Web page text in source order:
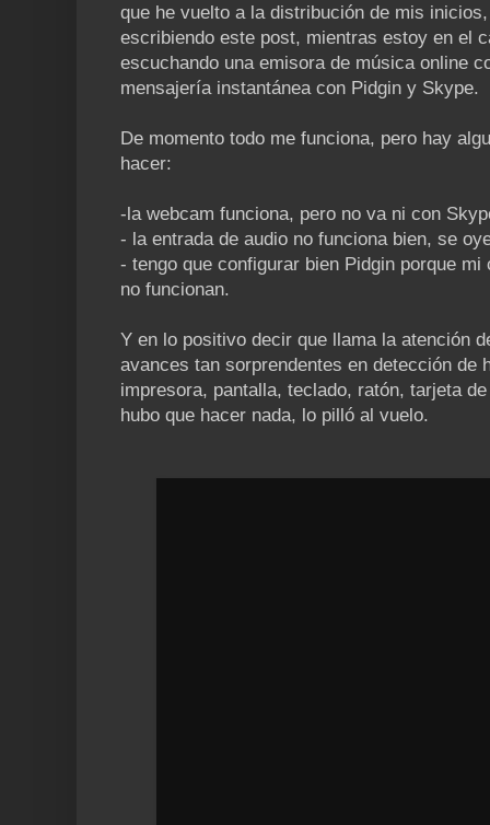
que he vuelto a la distribución de mis
escribiendo este post, mientras estoy en el
escuchando una emisora de música online
mensajería instantánea con Pidgin y Skype.
De momento todo me funciona, pero hay
hacer:
-la webcam funciona, pero no va ni con
- la entrada de audio no funciona bien, se
- tengo que configurar bien Pidgin porque
no funcionan.
Y en lo positivo decir que llama la atención
avances tan sorprendentes en detección de
impresora, pantalla, teclado, ratón, tarjeta
hubo que hacer nada, lo pilló al vuelo.